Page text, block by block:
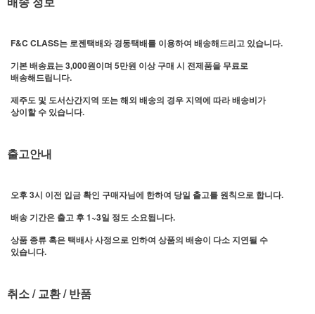
F&C CLASS는 로젠택배와 경동택배를 이용하여 배송해드리고 있습니다.
기본 배송료는 3,000원이며 5만원 이상 구매 시 전제품을 무료로
배송해드립니다.
제주도 및 도서산간지역 또는 해외 배송의 경우 지역에 따라 배송비가
상이할 수 있습니다.
출고안내
오후 3시 이전 입금 확인 구매자님에 한하여 당일 출고를 원칙으로 합니다.
배송 기간은 출고 후 1~3일 정도 소요됩니다.
상품 종류 혹은 택배사 사정으로 인하여 상품의 배송이 다소 지연될 수
있습니다.
취소 / 교환 / 반품